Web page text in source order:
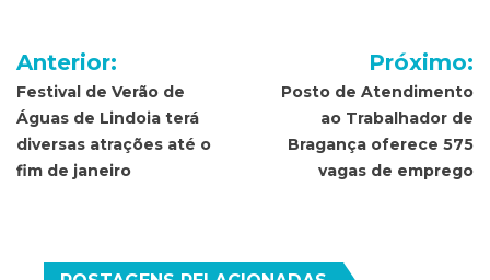
Navegação
de
Post
Anterior:
Festival de Verão de
Águas de Lindoia terá
diversas atrações até o
fim de janeiro
Próximo:
Posto de Atendimento
ao Trabalhador de
Bragança oferece 575
vagas de emprego